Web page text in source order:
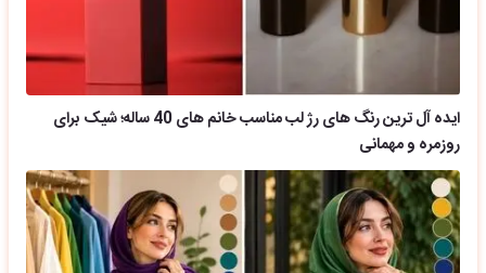
ایده آل ترین رنگ های رژ لب مناسب خانم های 40 ساله؛ شیک برای
روزمره و مهمانی